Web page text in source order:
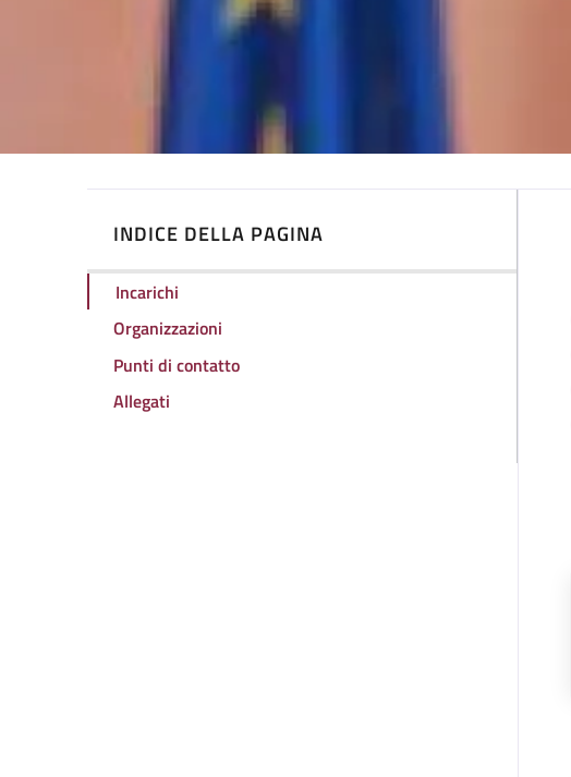
INDICE DELLA PAGINA
Incarichi
Organizzazioni
Punti di contatto
Allegati